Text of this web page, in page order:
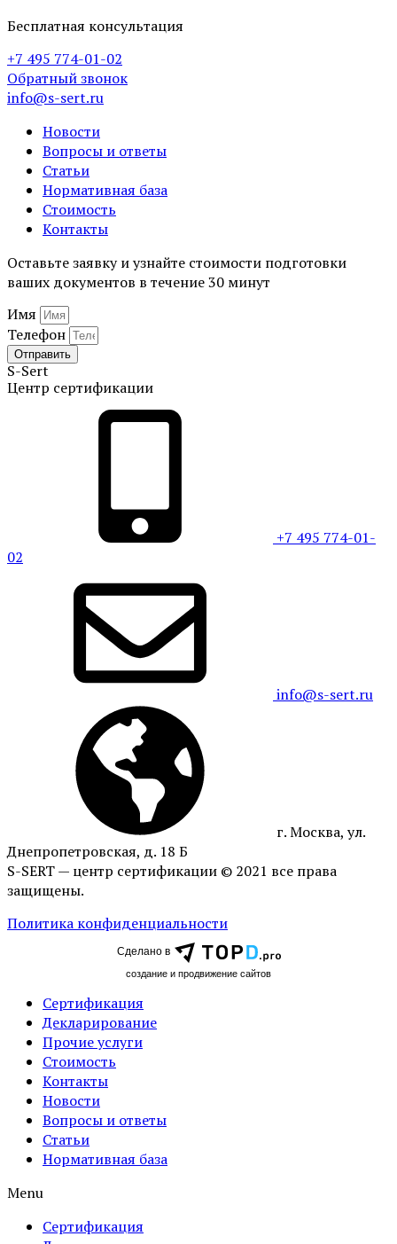
Бесплатная консультация
+7 495 774-01-02
Обратный звонок
info@s-sert.ru
Новости
Вопросы и ответы
Статьи
Нормативная база
Стоимость
Контакты
Оставьте заявку и узнайте стоимости подготовки
ваших документов в течение 30 минут
Имя
Телефон
Отправить
S-Sert
Центр сертификации
+7 495 774-01-
02
info@s-sert.ru
г. Москва, ул.
Днепропетровская, д. 18 Б
S-SERT — центр сертификации © 2021 все права
защищены.
Политика конфиденциальности
Сделано в
cоздание и продвижение сайтов
Сертификация
Декларирование
Прочие услуги
Стоимость
Контакты
Новости
Вопросы и ответы
Статьи
Нормативная база
Menu
Сертификация